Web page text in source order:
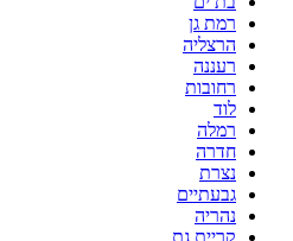
רמת גן
הרצליה
רעננה
רחובות
לוד
רמלה
חדרה
נצרת
גבעתיים
נהריה
קריית גת